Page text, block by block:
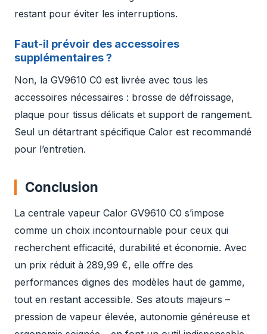
restant pour éviter les interruptions.
Faut-il prévoir des accessoires
supplémentaires ?
Non, la GV9610 C0 est livrée avec tous les
accessoires nécessaires : brosse de défroissage,
plaque pour tissus délicats et support de rangement.
Seul un détartrant spécifique Calor est recommandé
pour l’entretien.
Conclusion
La centrale vapeur Calor GV9610 C0 s’impose
comme un choix incontournable pour ceux qui
recherchent efficacité, durabilité et économie. Avec
un prix réduit à 289,99 €, elle offre des
performances dignes des modèles haut de gamme,
tout en restant accessible. Ses atouts majeurs –
pression de vapeur élevée, autonomie généreuse et